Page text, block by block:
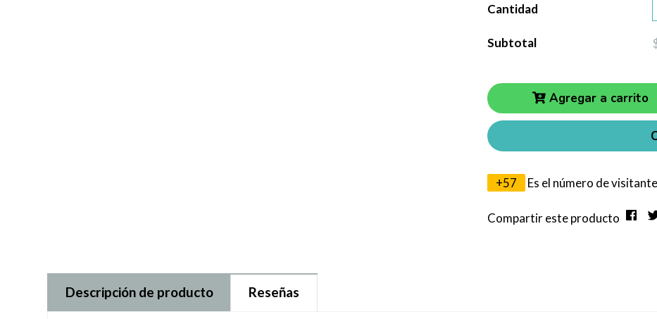
Cantidad
Subtotal
Agregar a carrito
+57 Es el número de
Compartir este producto
Descripción de producto Reseñas